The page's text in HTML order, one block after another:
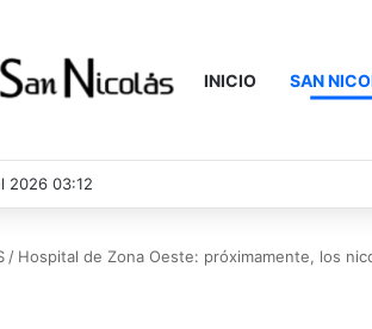
INICIO SAN
2026 03:12
/ Hospital de Zona Oeste: próximamente, los